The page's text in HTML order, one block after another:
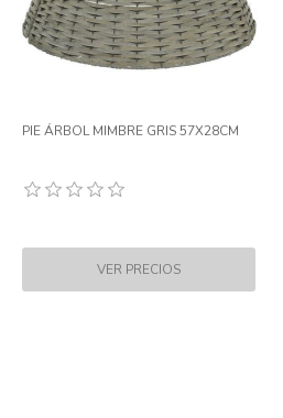
PIE ÁRBOL MIMBRE GRIS 57X28CM